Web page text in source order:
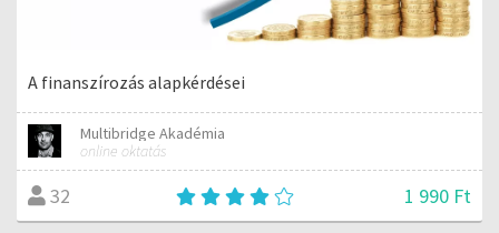
A finanszírozás alapkérdései
Multibridge Akadémia
online oktatás
32 1 990 Ft